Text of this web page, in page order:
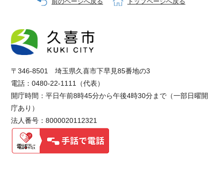
前のページへ戻る トップページへ戻る
〒346-8501 埼玉県久喜市下早見85番地の3
電話：0480-22-1111（代表）
開庁時間：平日午前8時45分から午後4時30分まで（一部日曜開
庁あり）
法人番号：8000020112321